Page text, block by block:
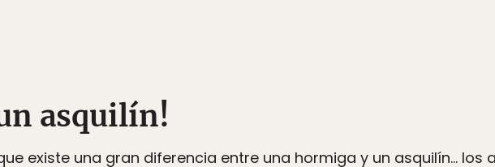
asquilín!
existe una gran diferencia entre una hormiga y un asquilín… los